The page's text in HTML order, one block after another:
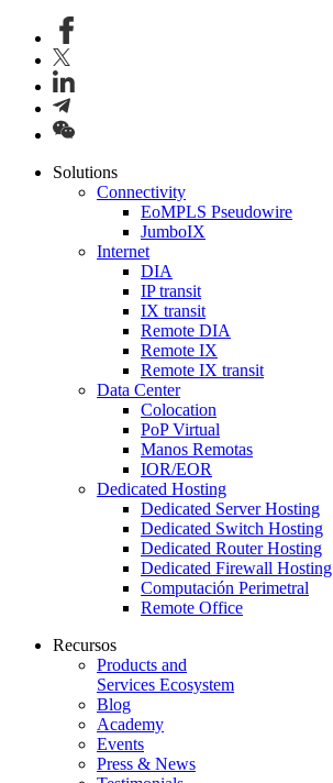
Solutions
Connectivity
EoMPLS Pseudowire
JumboIX
Internet
DIA
IP transit
IX transit
Remote DIA
Remote IX
Remote IX transit
Data Center
Colocation
PoP Virtual
Manos Remotas
IOR/EOR
Dedicated Hosting
Dedicated Server Hosting
Dedicated Switch Hosting
Dedicated Router Hosting
Dedicated Firewall Hosting
Computación Perimetral
Remote Office
Recursos
Products and
Services Ecosystem
Blog
Academy
Events
Press & News